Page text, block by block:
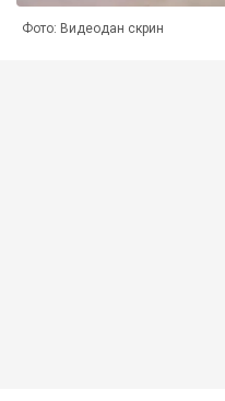
Фото: Видеодан скрин